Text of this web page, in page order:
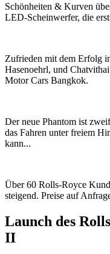
Schönheiten & Kurven
LED-Scheinwerfer, die
Zufrieden mit dem Erfolg
Hasenoehrl, und
Motor Cars Bangkok.
Der neue Phantom ist
das Fahren unter freiem
kann...
Über 60 Rolls-Royce
steigend. Preise auf
Launch des
II